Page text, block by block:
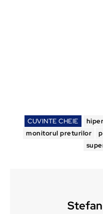
CUVINTE CHEIE
monitorul preturilor